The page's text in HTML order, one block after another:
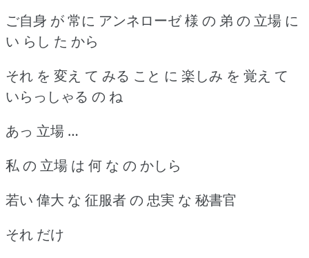
ご自身 が 常に アンネローゼ 様 の 弟 の 立場 に
い らし た から
それ を 変え て みる こと に 楽しみ を 覚え て
いらっしゃる の ね
あっ 立場 …
私 の 立場 は 何 な の かしら
若い 偉大 な 征服者 の 忠実 な 秘書官
それ だけ